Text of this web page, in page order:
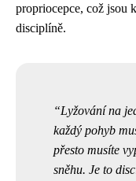
propriocepce, což jsou
disciplíně.
Lyžování na
každý pohyb
přesto musíte
sněhu. Je to